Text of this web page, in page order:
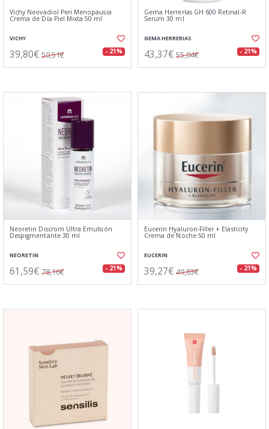
Vichy Neovadiol Peri Menopausia
Crema de Día Piel Mixta 50 ml
VICHY
39,80€ 50,51€ - 21%
Gema Herrerías GH 600 Retinal-R
Serum 30 ml
GEMA HERRERIAS
43,37€ 55,04€ - 21%
Neoretin Discrom Ultra Emulsión
Despigmentante 30 ml
NEORETIN
61,59€ 78,16€ - 21%
Eucerin Hyaluron-Filler + Elasticity
Crema de Noche 50 ml
EUCERIN
39,27€ 49,83€ - 21%